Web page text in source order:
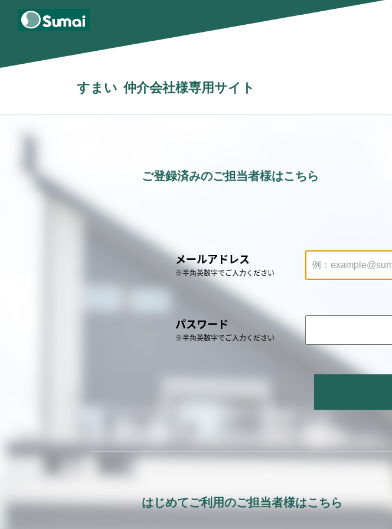
すまい 仲介会社様専用サイト
ご登録済みのご担当者様はこちら
メールアドレス
※半角英数字でご入力ください
パスワード
※半角英数字でご入力ください
はじめてご利用のご担当者様はこちら